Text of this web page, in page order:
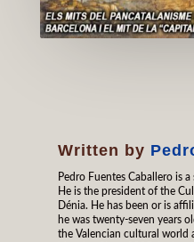
Written by
Pedro Fuentes Caballero is
He is the president of the
Dénia. He has been or is
he was twenty-seven years
the Valencian cultural world